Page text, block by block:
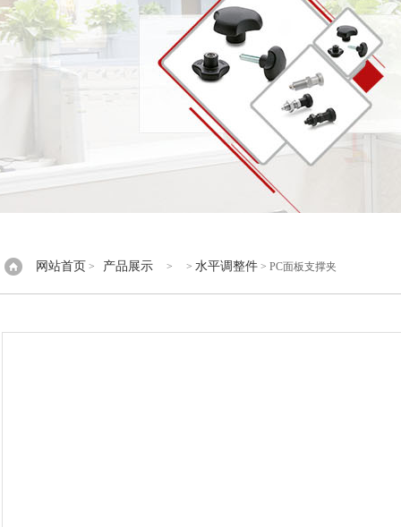
网站首页 > 产品展示 > > 水平调整件 > PC面板支撑夹